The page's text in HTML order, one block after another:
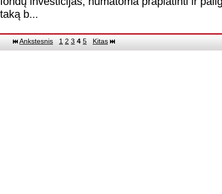
taką b...
Ankstesnis 1 2 3 4 5 Kitas